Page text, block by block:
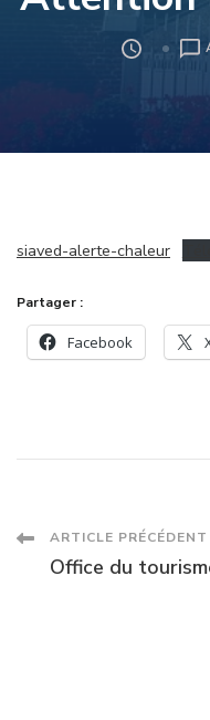
siaved-alerte-chaleur
Partager :
Facebook
ARTICLE PRÉCÉDENT
Office du